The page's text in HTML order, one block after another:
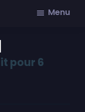
Menu
pour 6